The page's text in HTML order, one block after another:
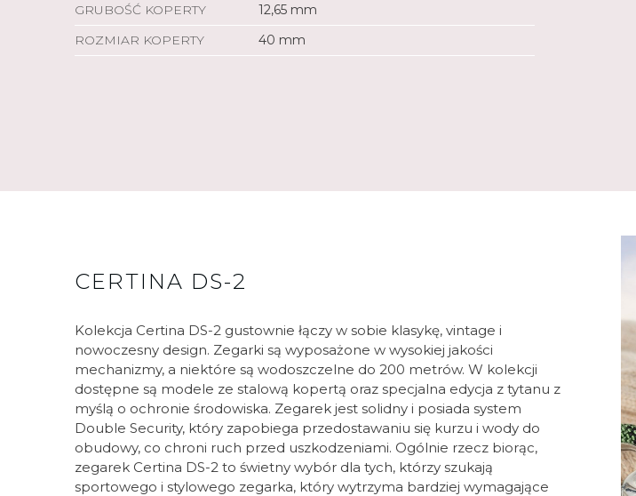
GRUBOŚĆ KOPERTY
12,65 mm
ROZMIAR KOPERTY
40 mm
CERTINA DS-2
Kolekcja Certina DS-2 gustownie łączy w sobie klasykę, vintage i
nowoczesny design. Zegarki są wyposażone w wysokiej jakości
mechanizmy, a niektóre są wodoszczelne do 200 metrów. W kolekcji
dostępne są modele ze stalową kopertą oraz specjalna edycja z tytanu z
myślą o ochronie środowiska. Zegarek jest solidny i posiada system
Double Security, który zapobiega przedostawaniu się kurzu i wody do
obudowy, co chroni ruch przed uszkodzeniami. Ogólnie rzecz biorąc,
zegarek Certina DS-2 to świetny wybór dla tych, którzy szukają
sportowego i stylowego zegarka, który wytrzyma bardziej wymagające